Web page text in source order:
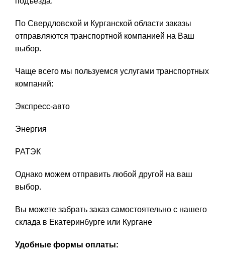
По Свердловской и Курганской области заказы
отправляются транспортной компанией на Ваш
выбор.
Чаще всего мы пользуемся услугами транспортных
компаний:
Экспресс-авто
Энергия
РАТЭК
Однако можем отправить любой другой на ваш
выбор.
Вы можете забрать заказ самостоятельно с нашего
склада в Екатеринбурге или Кургане
Удобные формы оплаты: